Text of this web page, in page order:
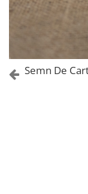
Castelul Peles
Cetatea Alba
Cetatea de Scaun a
Sighisoara
Bojdeuca "Ion
Cani suvenir
Colectia "Orase
Colectia Semne de
Semn de carte
Semn de carte
Magneti de
Magneti de
Magneti de
Semn De